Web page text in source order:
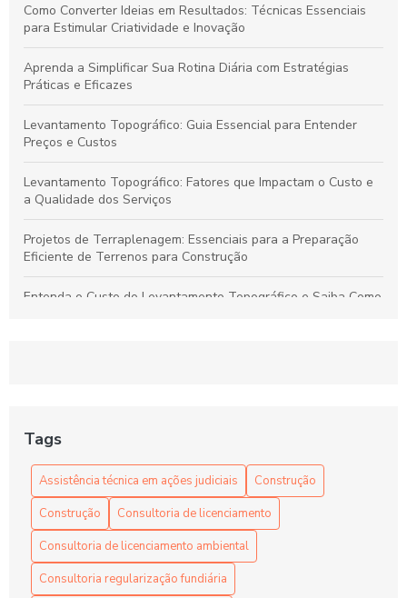
Como Converter Ideias em Resultados: Técnicas Essenciais
para Estimular Criatividade e Inovação
Aprenda a Simplificar Sua Rotina Diária com Estratégias
Práticas e Eficazes
Levantamento Topográfico: Guia Essencial para Entender
Preços e Custos
Levantamento Topográfico: Fatores que Impactam o Custo e
a Qualidade dos Serviços
Projetos de Terraplenagem: Essenciais para a Preparação
Eficiente de Terrenos para Construção
Entenda o Custo do Levantamento Topográfico e Saiba Como
Dicas para Encontrar Preços Competitivos em Levantamento
Topográfico com Qualidade Garantida
Tags
Assistência técnica em ações judiciais
Construção
Construção
Consultoria de licenciamento
Consultoria de licenciamento ambiental
Consultoria regularização fundiária